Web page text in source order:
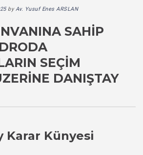
byAv. Yusuf Enes ARSLAN
SAHIP
SEÇIM
DANIŞTAY
Karar Künyesi